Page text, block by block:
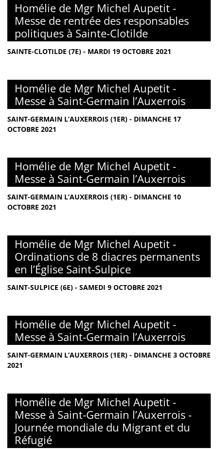
Homélie de Mgr Michel Aupetit -
Messe de rentrée des responsables
politiques à Sainte-Clotilde
SAINTE-CLOTILDE (7E) - MARDI 19 OCTOBRE 2021
Homélie de Mgr Michel Aupetit -
Messe à Saint-Germain l’Auxerrois
SAINT-GERMAIN L’AUXERROIS (1ER) - DIMANCHE 17
OCTOBRE 2021
Homélie de Mgr Michel Aupetit -
Messe à Saint-Germain l’Auxerrois
SAINT-GERMAIN L’AUXERROIS (1ER) - DIMANCHE 10
OCTOBRE 2021
Homélie de Mgr Michel Aupetit -
Ordinations de 8 diacres permanents
en l’Église Saint-Sulpice
SAINT-SULPICE (6E) - SAMEDI 9 OCTOBRE 2021
Homélie de Mgr Michel Aupetit -
Messe à Saint-Germain l’Auxerrois
SAINT-GERMAIN L’AUXERROIS (1ER) - DIMANCHE 3 OCTOBRE
2021
Homélie de Mgr Michel Aupetit -
Messe à Saint-Germain l’Auxerrois -
Journée mondiale du Migrant et du
Réfugié